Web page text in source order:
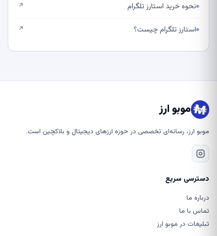
نحوه خرید استارز تلگرام ↗
استارز تلگرام چیست؟ ↗
موبو ارز
موبو ارز، رسانه‌ای تخصصی در حوزه ارزهای دیجیتال و بلاکچین است.
دسترسی سریع
درباره ما
تماس با ما
تبلیغات در موبو ارز